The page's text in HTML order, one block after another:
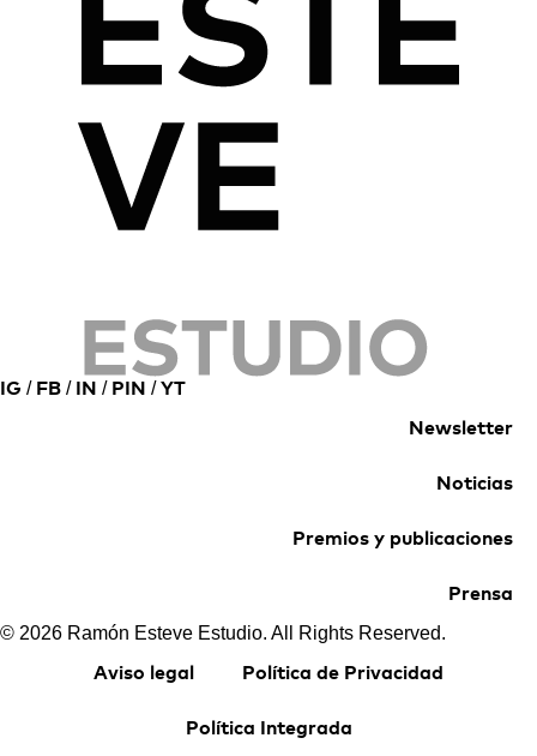
IG / FB / IN / PIN /YT
Newsletter
Noticias
Premios y publicaciones
Prensa
© 2026 Ramón Esteve Estudio. All Rights Reserved.
Aviso legal Política de Privacidad
Política Integrada